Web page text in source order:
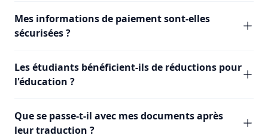
Mes informations de paiement sont-elles
sécurisées ?
Les étudiants bénéficient-ils de réductions pour
l'éducation ?
Que se passe-t-il avec mes documents après
leur traduction ?